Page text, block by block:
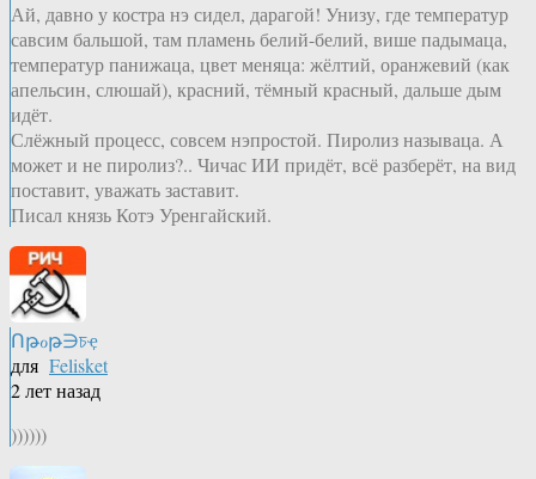
Ай, давно у костра нэ сидел, дарагой! Унизу, где температур
савсим бальшой, там пламень белий-белий, више падымаца,
температур панижаца, цвет меняца: жёлтий, оранжевий (как
апельсин, слюшай), красний, тёмный красный, дальше дым
идёт.
Слёжный процесс, совсем нэпростой. Пиролиз называца. А
может и не пиролиз?.. Чичас ИИ придёт, всё разберёт, на вид
поставит, уважать заставит.
Писал князь Котэ Уренгайский.
Ոթℴթ∋চҿ
для Felisket
2 лет назад
))))))